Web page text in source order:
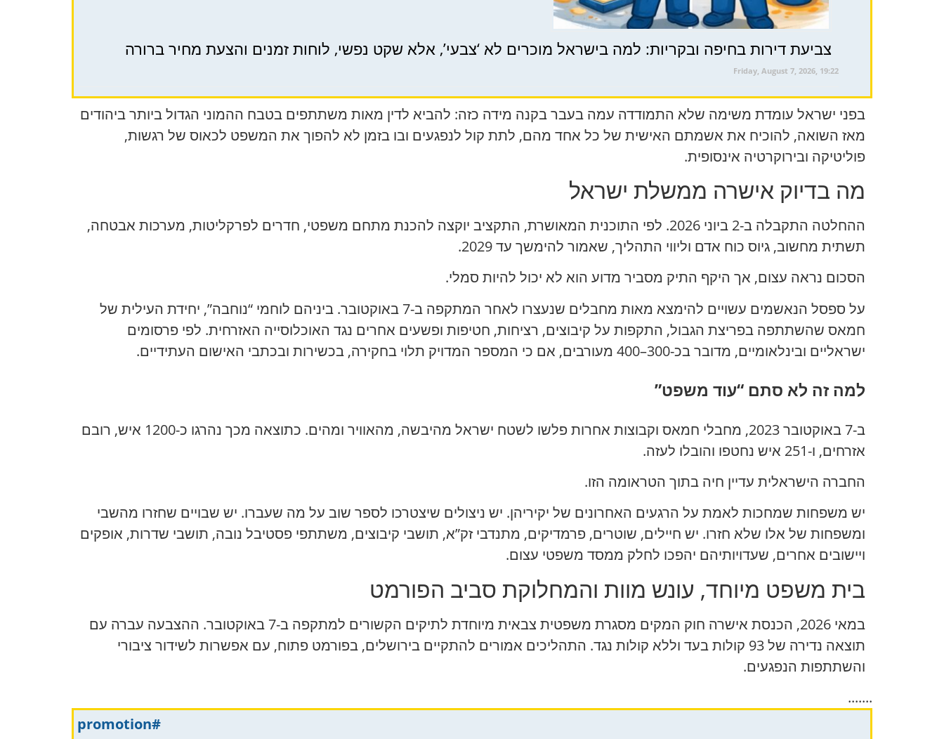
צביעת דירות בחיפה ובקריות: למה בישראל מוכרים לא ‘צבעי’, אלא שקט נפשי, לוחות זמנים והצעת מחיר ברורה
Friday, August 7, 2026, 19:22
בפני ישראל עומדת משימה שלא התמודדה עמה בעבר בקנה מידה כזה: להביא לדין מאות משתתפים בטבח ההמוני הגדול ביותר ביהודים
מאז השואה, להוכיח את אשמתם האישית של כל אחד מהם, לתת קול לנפגעים ובו בזמן לא להפוך את המשפט לכאוס של רגשות,
פוליטיקה ובירוקרטיה אינסופית.
מה בדיוק אישרה ממשלת ישראל
ההחלטה התקבלה ב-2 ביוני 2026. לפי התוכנית המאושרת, התקציב יוקצה להכנת מתחם משפטי, חדרים לפרקליטות, מערכות אבטחה,
תשתית מחשוב, גיוס כוח אדם וליווי התהליך, שאמור להימשך עד 2029.
הסכום נראה עצום, אך היקף התיק מסביר מדוע הוא לא יכול להיות סמלי.
על ספסל הנאשמים עשויים להימצא מאות מחבלים שנעצרו לאחר המתקפה ב-7 באוקטובר. ביניהם לוחמי “נוחבה”, יחידת העילית של
חמאס שהשתתפה בפריצת הגבול, התקפות על קיבוצים, רציחות, חטיפות ופשעים אחרים נגד האוכלוסייה האזרחית. לפי פרסומים
ישראליים ובינלאומיים, מדובר בכ-300–400 מעורבים, אם כי המספר המדויק תלוי בחקירה, בכשירות ובכתבי האישום העתידיים.
למה זה לא סתם “עוד משפט”
ב-7 באוקטובר 2023, מחבלי חמאס וקבוצות אחרות פלשו לשטח ישראל מהיבשה, מהאוויר ומהים. כתוצאה מכך נהרגו כ-1200 איש, רובם
אזרחים, ו-251 איש נחטפו והובלו לעזה.
החברה הישראלית עדיין חיה בתוך הטראומה הזו.
יש משפחות שמחכות לאמת על הרגעים האחרונים של יקיריהן. יש ניצולים שיצטרכו לספר שוב על מה שעברו. יש שבויים שחזרו מהשבי
ומשפחות של אלו שלא חזרו. יש חיילים, שוטרים, פרמדיקים, מתנדבי זק”א, תושבי קיבוצים, משתתפי פסטיבל נובה, תושבי שדרות, אופקים
ויישובים אחרים, שעדויותיהם יהפכו לחלק ממסד משפטי עצום.
בית משפט מיוחד, עונש מוות והמחלוקת סביב הפורמט
במאי 2026, הכנסת אישרה חוק המקים מסגרת משפטית צבאית מיוחדת לתיקים הקשורים למתקפה ב-7 באוקטובר. ההצבעה עברה עם
תוצאה נדירה של 93 קולות בעד וללא קולות נגד. התהליכים אמורים להתקיים בירושלים, בפורמט פתוח, עם אפשרות לשידור ציבורי
והשתתפות הנפגעים.
.......
#promotion